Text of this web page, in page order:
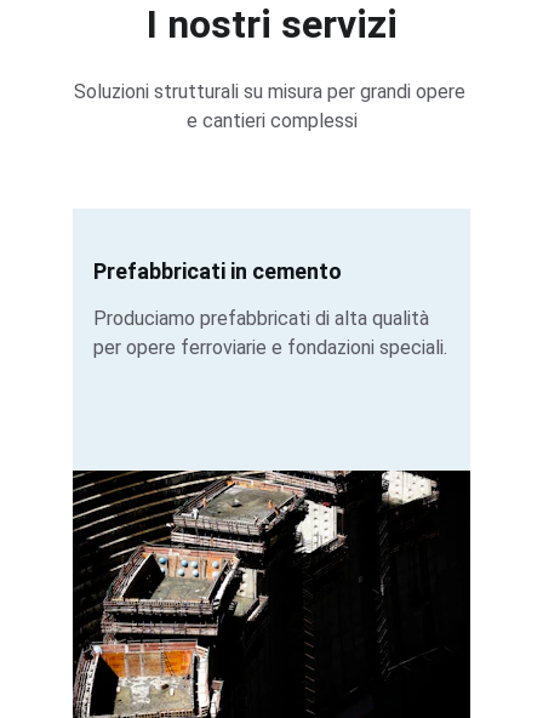
I nostri servizi
Soluzioni strutturali su misura per grandi opere
e cantieri complessi
Prefabbricati in cemento
Produciamo prefabbricati di alta qualità
per opere ferroviarie e fondazioni speciali.